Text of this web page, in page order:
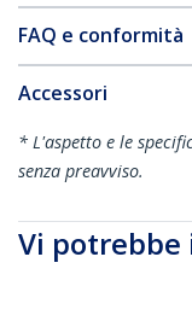
FAQ e conformità
Accessori
* L'aspetto e le
senza preavviso.
Vi potrebbe